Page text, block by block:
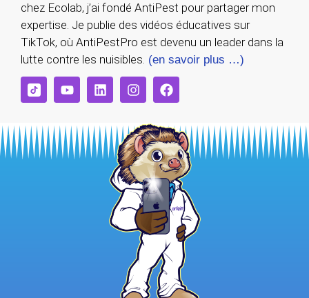
chez Ecolab, j’ai fondé AntiPest pour partager mon
expertise. Je publie des vidéos éducatives sur
TikTok, où AntiPestPro est devenu un leader dans la
lutte contre les nuisibles. (en savoir plus …)